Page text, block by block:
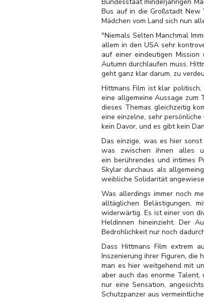
Bus auf in die Großstadt New
Mädchen vom Land sich nun
"Niemals Selten Manchmal
allem in den USA sehr
auf einer eindeutigen
Autumn durchlaufen muss.
geht ganz klar darum, zu
Hittmans Film ist klar
eine allgemeine Aussage zum
dieses Themas gleichzeitig
eine einzelne, sehr
kein Davor, und es gibt kein
Das einzige, was es hier
was zwischen ihnen alles
ein berührendes und intimes
Skylar durchaus als
weibliche Solidarität
Was allerdings immer noch
alltäglichen Belästigungen,
widerwärtig. Es ist einer von
Heldinnen hineinzieht. Der
Bedrohlichkeit nur noch
Dass Hittmans Film extrem
Inszenierung ihrer Figuren,
man es hier weitgehend mit
aber auch das enorme
nur eine Sensation,
Schutzpanzer aus